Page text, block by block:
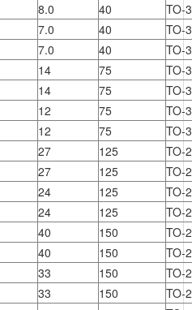
8.0 40
TO-3
7.0 40
TO-3
7.0 40
TO-3
14 75
TO-3
14 75
TO-3
12 75
TO-3
12 75
TO-3
27 125
TO-
27 125
TO-
24 125
TO-
24 125
TO-
40 150
TO-
40 150
TO-
33 150
TO-
33 150
TO-